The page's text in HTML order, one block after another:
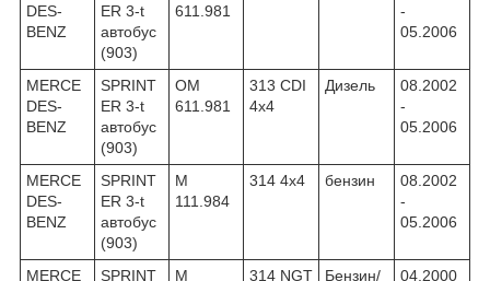
DES-
BENZ
ER 3-t
автобус
(903)
611.981
-
05.2006
MERCE
DES-
BENZ
SPRINT
ER 3-t
автобус
(903)
OM
611.981
313 CDI
4x4
Дизель
08.2002
-
05.2006
MERCE
DES-
BENZ
SPRINT
ER 3-t
автобус
(903)
M
111.984
314 4x4 бензин
08.2002
-
05.2006
MERCE
SPRINT
M
314 NGT
Бензин/
04.2000